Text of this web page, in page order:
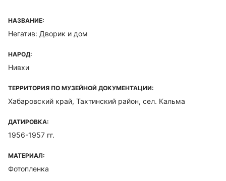
НАЗВАНИЕ:
Негатив: Дворик и дом
НАРОД:
Нивхи
ТЕРРИТОРИЯ ПО МУЗЕЙНОЙ ДОКУМЕНТАЦИИ:
Хабаровский край, Тахтинский район, сел. Кальма
ДАТИРОВКА:
1956-1957 гг.
МАТЕРИАЛ:
Фотопленка